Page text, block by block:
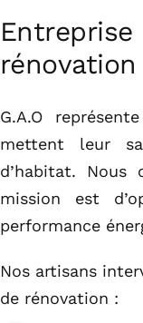
G.A.O
mettent leur
d’habitat. Nous
mission est
performance
Nos artisans
de rénovation :